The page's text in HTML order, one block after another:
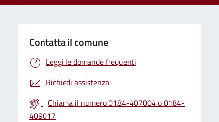
Contatta il comune
Leggi le domande frequenti
Richiedi assistenza
Chiama il numero 0184-407004 o 0184-
409017